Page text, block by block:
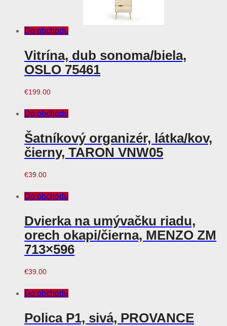
Do obchodu
Vitrína, dub sonoma/biela,
OSLO 75461
€199.00
Do obchodu
Šatníkový organizér, látka/kov,
čierny, TARON VNW05
€39.00
Do obchodu
Dvierka na umývačku riadu,
orech okapi/čierna, MENZO ZM
713×596
€39.00
Do obchodu
Polica P1, sivá, PROVANCE